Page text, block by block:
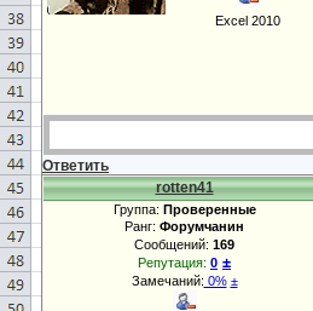
Excel 2010
Ответить
rotten41
Группа: Проверенные
Ранг: Форумчанин
Сообщений: 169
Репутация: 0 ±
Замечаний: 0% ±